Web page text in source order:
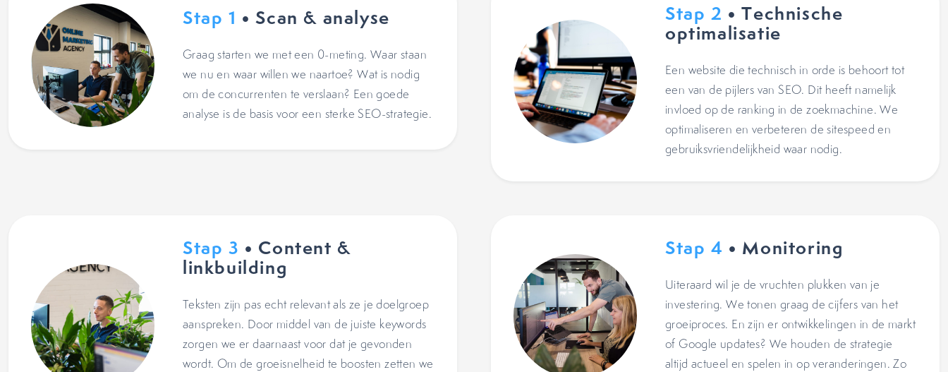
Stap 1 • Scan & analyse
Graag starten we met een 0-meting. Waar staan
we nu en waar willen we naartoe? Wat is nodig
om de concurrenten te verslaan? Een goede
analyse is de basis voor een sterke SEO-strategie.
Stap 2 • Technische
optimalisatie
Een website die technisch in orde is behoort tot
een van de pijlers van SEO. Dit heeft namelijk
invloed op de ranking in de zoekmachine. We
optimaliseren en verbeteren de sitespeed en
gebruiksvriendelijkheid waar nodig.
Stap 3 • Content &
linkbuilding
Teksten zijn pas echt relevant als ze je doelgroep
aanspreken. Door middel van de juiste keywords
zorgen we er daarnaast voor dat je gevonden
wordt. Om de groeisnelheid te boosten zetten we
Stap 4 • Monitoring
Uiteraard wil je de vruchten plukken van je
investering. We tonen graag de cijfers van het
groeiproces. En zijn er ontwikkelingen in de markt
of Google updates? We houden de strategie
altijd actueel en spelen in op veranderingen. Zo